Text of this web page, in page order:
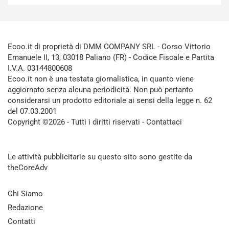
Ecoo.it di proprietà di DMM COMPANY SRL - Corso Vittorio
Emanuele II, 13, 03018 Paliano (FR) - Codice Fiscale e Partita
I.V.A. 03144800608
Ecoo.it non è una testata giornalistica, in quanto viene
aggiornato senza alcuna periodicità. Non può pertanto
considerarsi un prodotto editoriale ai sensi della legge n. 62
del 07.03.2001
Copyright ©2026 - Tutti i diritti riservati - Contattaci
Le attività pubblicitarie su questo sito sono gestite da
theCoreAdv
Chi Siamo
Redazione
Contatti